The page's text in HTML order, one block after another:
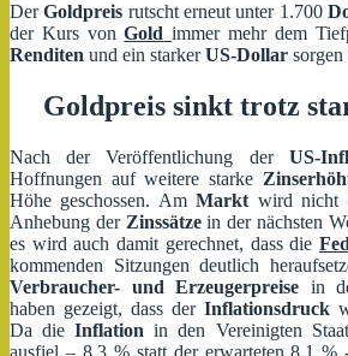
DerGoldpreis rutscht erneut unter 1.700
der Kurs vonGold immer mehr dem
Renditen und ein starkerUS-Dollar
Goldpreis sinkt trotz
Nach der Veröffentlichung der US-
Hoffnungen auf weitere starke
Höhe geschossen. AmMarkt wird nicht
Anhebung der Zinssätzein der nächsten
es wird auch damit gerechnet, dass dieFed
kommenden Sitzungen deutlich
Verbraucher- und Erzeugerpreise in
haben gezeigt, dass der Inflationsdruck
Da dieInflation in den Vereinigten
ausfiel – 8,3 % statt der erwarteten 8,1